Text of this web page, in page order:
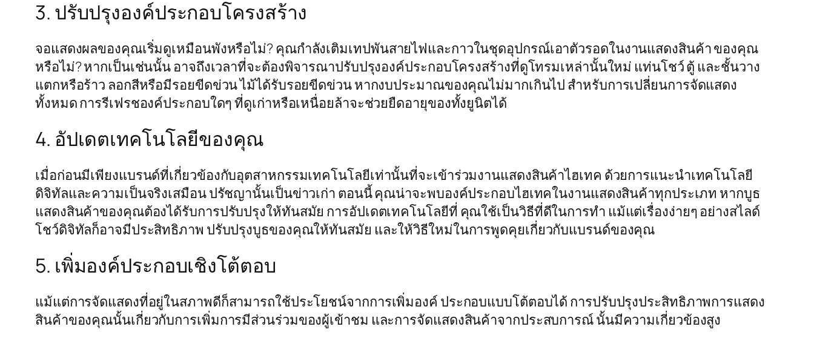
3. ปรับปรุงองค์ประกอบโครงสร้าง
จอแสดงผลของคุณเริ่มดูเหมือนพังหรือไม่? คุณกำลังเติมเทปพันสายไฟและกาวในชุดอุปกรณ์เอาตัวรอดในงานแสดงสินค้า ของคุณ
หรือไม่? หากเป็นเช่นนั้น อาจถึงเวลาที่จะต้องพิจารณาปรับปรุงองค์ประกอบโครงสร้างที่ดูโทรมเหล่านั้นใหม่ แท่นโชว์ ตู้ และชั้นวาง
แตกหรือร้าว ลอกสีหรือมีรอยขีดข่วน ไม้ได้รับรอยขีดข่วน หากงบประมาณของคุณไม่มากเกินไป สำหรับการเปลี่ยนการจัดแสดง
ทั้งหมด การรีเฟรชองค์ประกอบใดๆ ที่ดูเก่าหรือเหนื่อยล้าจะช่วยยืดอายุของทั้งยูนิตได้
4. อัปเดตเทคโนโลยีของคุณ
เมื่อก่อนมีเพียงแบรนด์ที่เกี่ยวข้องกับอุตสาหกรรมเทคโนโลยีเท่านั้นที่จะเข้าร่วมงานแสดงสินค้าไฮเทค ด้วยการแนะนำเทคโนโลยี
ดิจิทัลและความเป็นจริงเสมือน ปรัชญานั้นเป็นข่าวเก่า ตอนนี้ คุณน่าจะพบองค์ประกอบไฮเทคในงานแสดงสินค้าทุกประเภท หากบูธ
แสดงสินค้าของคุณต้องได้รับการปรับปรุงให้ทันสมัย ​​การอัปเดตเทคโนโลยีที่ คุณใช้เป็นวิธีที่ดีในการทำ แม้แต่เรื่องง่ายๆ อย่างสไลด์
โชว์ดิจิทัลก็อาจมีประสิทธิภาพ ปรับปรุงบูธของคุณให้ทันสมัย ​​และให้วิธีใหม่ในการพูดคุยเกี่ยวกับแบรนด์ของคุณ
5. เพิ่มองค์ประกอบเชิงโต้ตอบ
แม้แต่การจัดแสดงที่อยู่ในสภาพดีก็สามารถใช้ประโยชน์จากการเพิ่มองค์ ประกอบแบบโต้ตอบได้ การปรับปรุงประสิทธิภาพการแสดง
สินค้าของคุณนั้นเกี่ยวกับการเพิ่มการมีส่วนร่วมของผู้เข้าชม และการจัดแสดงสินค้าจากประสบการณ์ นั้นมีความเกี่ยวข้องสูง